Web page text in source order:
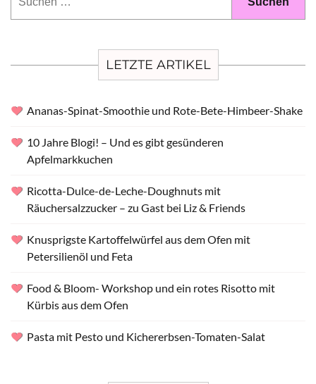
LETZTE ARTIKEL
Ananas-Spinat-Smoothie und Rote-Bete-Himbeer-Shake
10 Jahre Blogi! – Und es gibt gesünderen
Apfelmarkkuchen
Ricotta-Dulce-de-Leche-Doughnuts mit
Räuchersalzzucker – zu Gast bei Liz & Friends
Knusprigste Kartoffelwürfel aus dem Ofen mit
Petersilienöl und Feta
Food & Bloom- Workshop und ein rotes Risotto mit
Kürbis aus dem Ofen
Pasta mit Pesto und Kichererbsen-Tomaten-Salat